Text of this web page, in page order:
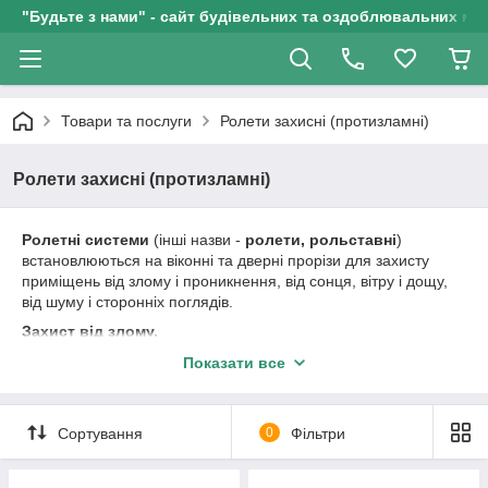
"Будьте з нами" - сайт будівельних та оздоблювальних
Товари та послуги Ролети захисні (протизламні)
Ролети захисні (протизламні)
Ролетні системи (інші назви - ролети, рольставні)
встановлюються на віконні та дверні прорізи для захисту
приміщень від злому і проникнення, від сонця, вітру і дощу,
від шуму і сторонніх поглядів.
Захист від злому.
вирішенням якої успішно справляються ролети. В час Вашої
Захист від сонця.
Ролети на вікна забезпечують збереження комфортної
Показати все
Сортування 0 Фільтри